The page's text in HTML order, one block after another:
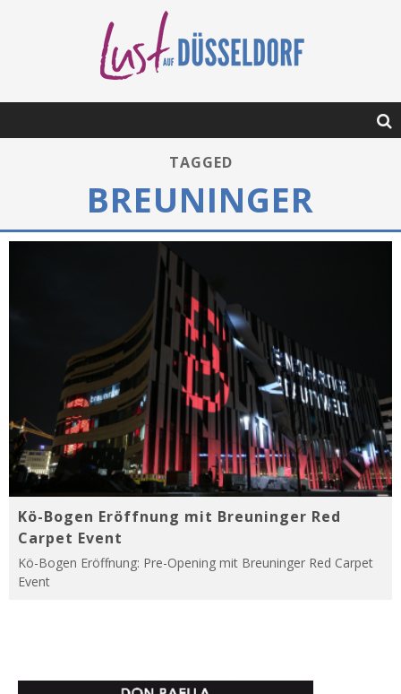
TAGGED
BREUNINGER
Kö-Bogen Eröffnung mit Breuninger Red
Carpet Event
Kö-Bogen Eröffnung: Pre-Opening mit Breuninger Red Carpet
Event